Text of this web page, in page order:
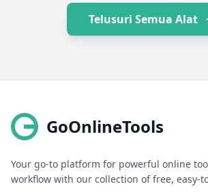
Telusuri Semua Alat
GoOnlineTools
Your go-to platform for powerful online
workflow with our collection of free, easy-